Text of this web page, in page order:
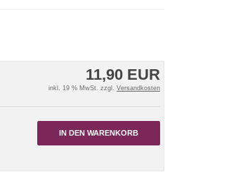
11,90 EUR
inkl. 19 % MwSt. zzgl. Versandkosten
IN DEN WARENKORB